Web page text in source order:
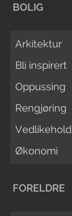
BOLIG
Arkitektur
Bli inspirert
Oppussing
Rengjøring
Vedlikehold
Økonomi
FORELDRE